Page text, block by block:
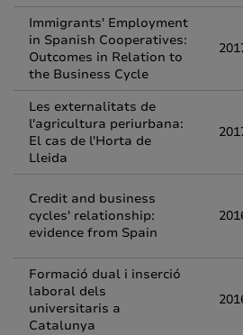
Immigrants' Employment
in Spanish Cooperatives:
Outcomes in Relation to
the Business Cycle
Les externalitats de
l'agricultura periurbana:
El cas de l'Horta de
Lleida
Credit and business
cycles' relationship:
evidence from Spain
Formació dual i inserció
laboral dels
universitaris a
Catalunya